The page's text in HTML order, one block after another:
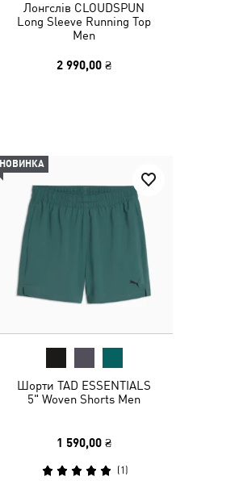
Лонгслів CLOUDSPUN
Long Sleeve Running Top
Men
2 990,00 ₴
НОВИНКА
Шорти TAD ESSENTIALS
5" Woven Shorts Men
1 590,00 ₴
(1 )